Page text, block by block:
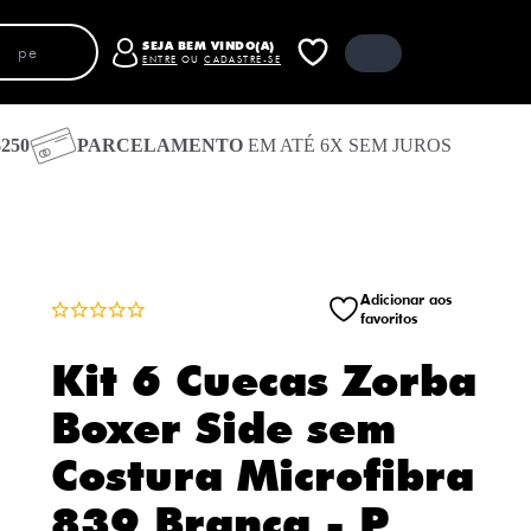
SEJA BEM VINDO(A)
ENTRE OUCADASTRE-SE
Seu carrinho está vazio
PARCELAMENTO EM ATÉ 6X SEM JUROS
Adicionar aos
favoritos
Kit 6 Cuecas Zorba
Boxer Side sem
Costura Microfibra